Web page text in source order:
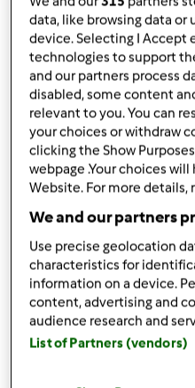
Dodaj do
podziel
FIT Placki
230gbatat,1 średni
1porcjijajko,sztuka
20gmąka kokosowa,
1szczypty gałka
cynamon,
data, like browsing data
device. Selecting I Accept
technologies to support
and our partners process
disabled, some content
relevant to you. You can
your choices or withdraw
clicking the Show
webpage .Your choices
Website. For more details,
We and our partners
Use precise geolocation
characteristics for
information on a device.
content, advertising and
audience research and
List of Partners (vendors)